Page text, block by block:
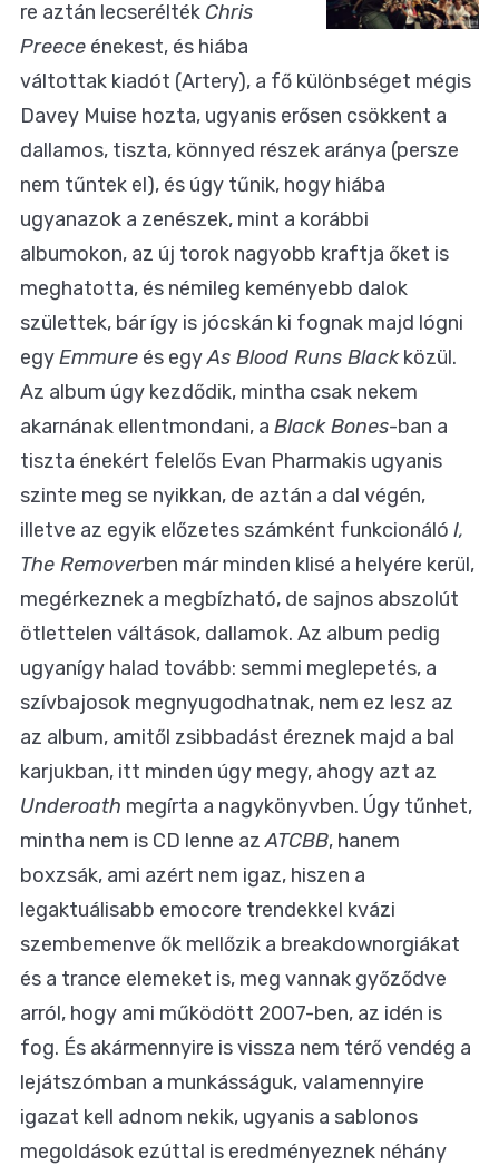
re aztán lecserélték Chris
Preece énekest, és hiába
váltottak kiadót (Artery), a fő különbséget mégis
Davey Muise hozta, ugyanis erősen csökkent a
dallamos, tiszta, könnyed részek aránya (persze
nem tűntek el), és úgy tűnik, hogy hiába
ugyanazok a zenészek, mint a korábbi
albumokon, az új torok nagyobb kraftja őket is
meghatotta, és némileg keményebb dalok
születtek, bár így is jócskán ki fognak majd lógni
egyEmmure és egyAs Blood Runs Blackközül.
Az album úgy kezdődik, mintha csak nekem
akarnának ellentmondani, a Black Bones-ban a
tiszta énekért felelős Evan Pharmakis ugyanis
szinte meg se nyikkan, de aztán a dal végén,
illetve az egyik előzetes számként funkcionáló I,
The Removerben már minden klisé a helyére kerül,
megérkeznek a megbízható, de sajnos abszolút
ötlettelen váltások, dallamok. Az album pedig
ugyanígy halad tovább: semmi meglepetés, a
szívbajosok megnyugodhatnak, nem ez lesz az
az album, amitől zsibbadást éreznek majd a bal
karjukban, itt minden úgy megy, ahogy azt az
Underoath megírta a nagykönyvben. Úgy tűnhet,
mintha nem is CD lenne azATCBB, hanem
boxzsák, ami azért nem igaz, hiszen a
legaktuálisabb emocore trendekkel kvázi
szembemenve ők mellőzik a breakdownorgiákat
és a trance elemeket is, meg vannak győződve
arról, hogy ami működött 2007-ben, az idén is
fog. És akármennyire is vissza nem térő vendég a
lejátszómban a munkásságuk, valamennyire
igazat kell adnom nekik, ugyanis a sablonos
megoldások ezúttal is eredményeznek néhány